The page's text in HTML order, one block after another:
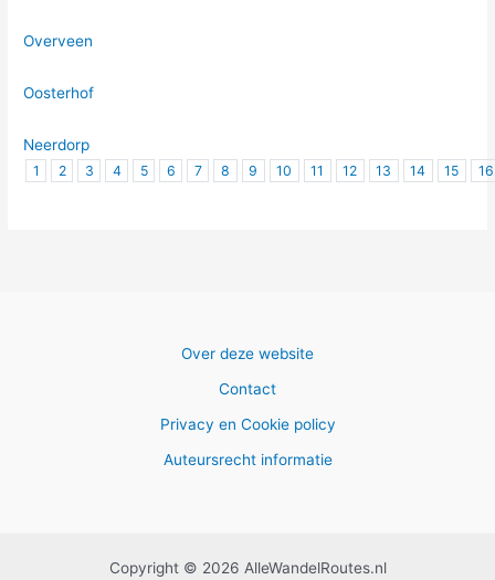
Overveen
Oosterhof
Neerdorp
1 2 3 4 5 6 7 8 9 10 11 12 13 14 15 16
Over deze website
Contact
Privacy en Cookie policy
Auteursrecht informatie
Copyright © 2026 AlleWandelRoutes.nl